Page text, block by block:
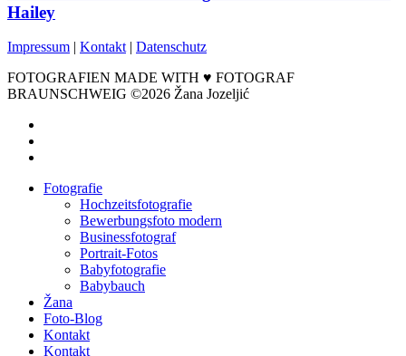
Hailey
Impressum | Kontakt | Datenschutz
FOTOGRAFIEN MADE WITH ♥ FOTOGRAF
BRAUNSCHWEIG ©2026 Žana Jozeljić
Close
Fotografie
Hochzeitsfotografie
Bewerbungsfoto modern
Businessfotograf
Portrait-Fotos
Babyfotografie
Babybauch
Žana
Foto-Blog
Kontakt
Kontakt